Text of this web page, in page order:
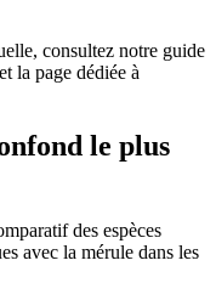
consultez notre guide
la page dédiée à
le plus
des espèces
avec la mérule dans les